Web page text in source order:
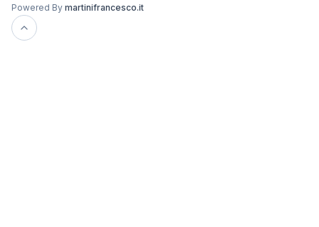
Powered By martinifrancesco.it